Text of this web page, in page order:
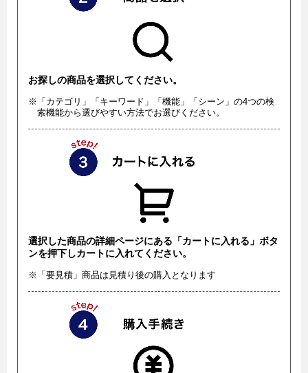
お探しの商品を選択してください。
※「カテゴリ」「キーワード」「機能」「シーン」の4つの検
索機能から選びやすい方法でお選びください。
選択した商品の詳細ページにある「カートに入れる」ボタ
ンを押下しカートに入れてください。
※「要見積」商品は見積り後の購入となります